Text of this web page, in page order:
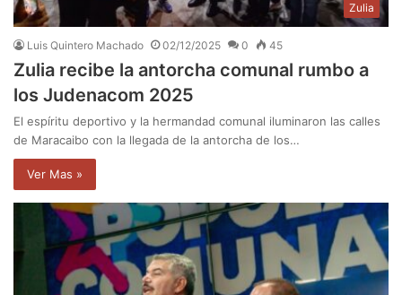
Zulia
Luis Quintero Machado 02/12/2025 0 45
Zulia recibe la antorcha comunal rumbo a
los Judenacom 2025
El espíritu deportivo y la hermandad comunal iluminaron las calles
de Maracaibo con la llegada de la antorcha de los…
Ver Mas »